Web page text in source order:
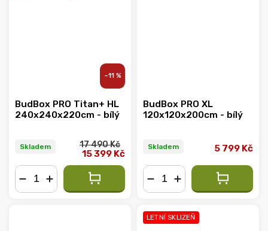
–11 %
BudBox PRO Titan+ HL
240x240x220cm - bílý
Skladem 17 490 Kč
15 399 Kč
BudBox PRO XL
120x120x200cm - bílý
Skladem 5 799 Kč
LETNÍ SKLIZEŇ